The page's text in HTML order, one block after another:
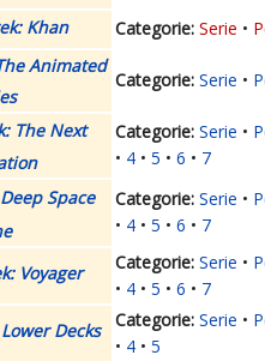
Khan
Serie
Animated
Serie
The Next
Serie
4
5 6
7
Space
Serie
4
5 6 7
Voyager Serie
4
5 6
7
Decks
Serie
4
5